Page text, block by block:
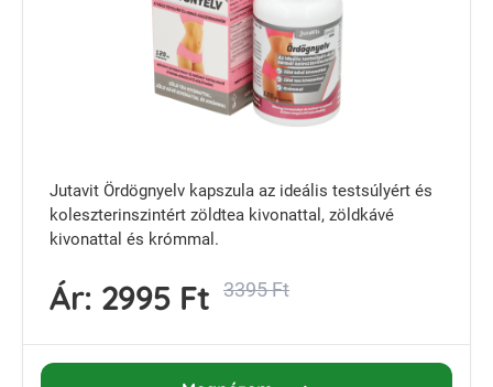
Jutavit Ördögnyelv kapszula az ideális testsúlyért és
koleszterinszintért zöldtea kivonattal, zöldkávé
kivonattal és krómmal.
Ár: 2995 Ft 3395 Ft